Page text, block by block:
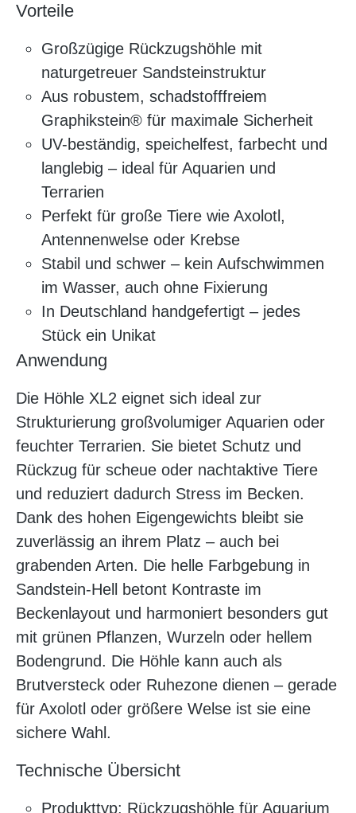
Vorteile
Großzügige Rückzugshöhle mit
naturgetreuer Sandsteinstruktur
Aus robustem, schadstofffreiem
Graphikstein® für maximale Sicherheit
UV-beständig, speichelfest, farbecht und
langlebig – ideal für Aquarien und
Terrarien
Perfekt für große Tiere wie Axolotl,
Antennenwelse oder Krebse
Stabil und schwer – kein Aufschwimmen
im Wasser, auch ohne Fixierung
In Deutschland handgefertigt – jedes
Stück ein Unikat
Anwendung
Die Höhle XL2 eignet sich ideal zur
Strukturierung großvolumiger Aquarien oder
feuchter Terrarien. Sie bietet Schutz und
Rückzug für scheue oder nachtaktive Tiere
und reduziert dadurch Stress im Becken.
Dank des hohen Eigengewichts bleibt sie
zuverlässig an ihrem Platz – auch bei
grabenden Arten. Die helle Farbgebung in
Sandstein-Hell betont Kontraste im
Beckenlayout und harmoniert besonders gut
mit grünen Pflanzen, Wurzeln oder hellem
Bodengrund. Die Höhle kann auch als
Brutversteck oder Ruhezone dienen – gerade
für Axolotl oder größere Welse ist sie eine
sichere Wahl.
Technische Übersicht
Produkttyp: Rückzugshöhle für Aquarium